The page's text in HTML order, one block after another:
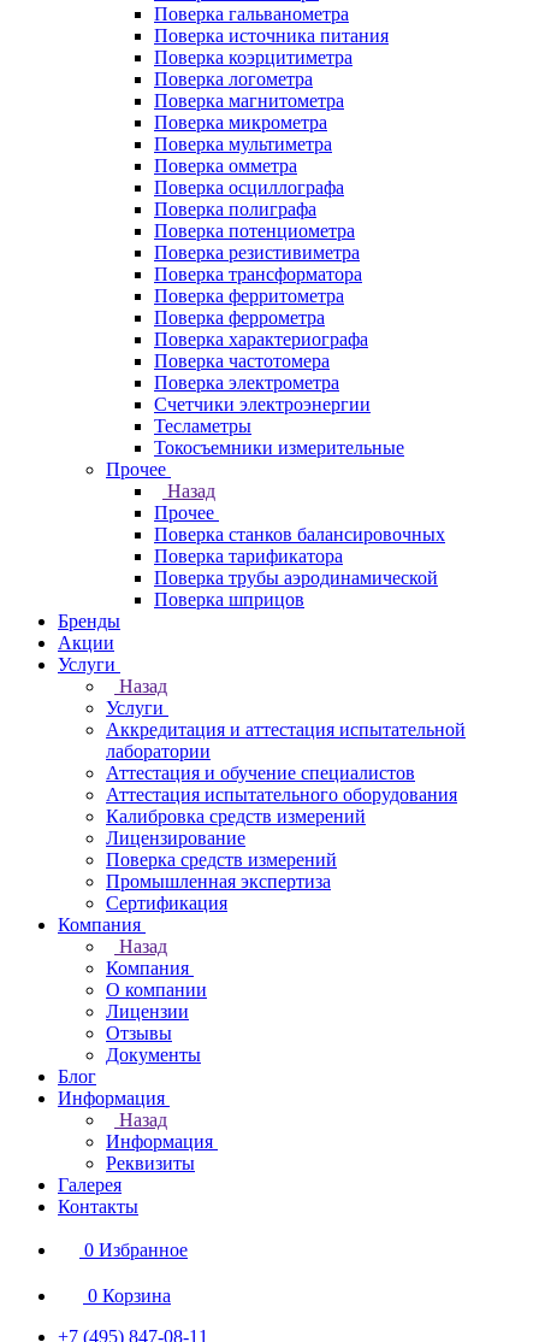
Поверка гальванометра
Поверка источника питания
Поверка коэрцитиметра
Поверка логометра
Поверка магнитометра
Поверка микрометра
Поверка мультиметра
Поверка омметра
Поверка осциллографа
Поверка полиграфа
Поверка потенциометра
Поверка резистивиметра
Поверка трансформатора
Поверка ферритометра
Поверка феррометра
Поверка характериографа
Поверка частотомера
Поверка электрометра
Счетчики электроэнергии
Тесламетры
Токосъемники измерительные
Прочее
Назад
Прочее
Поверка станков балансировочных
Поверка тарификатора
Поверка трубы аэродинамической
Поверка шприцов
Бренды
Акции
Услуги
Назад
Услуги
Аккредитация и аттестация испытательной
лаборатории
Аттестация и обучение специалистов
Аттестация испытательного оборудования
Калибровка средств измерений
Лицензирование
Поверка средств измерений
Промышленная экспертиза
Сертификация
Компания
Назад
Компания
О компании
Лицензии
Отзывы
Документы
Блог
Информация
Назад
Информация
Реквизиты
Галерея
Контакты
0 Избранное
0 Корзина
+7 (495) 847-08-11